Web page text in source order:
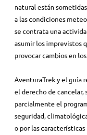
natural están
a las condiciones
se contrata una
asumir los imprevistos
provocar cambios en
AventuraTrek y el guía
el derecho de cancelar,
parcialmente el
seguridad,
o por las